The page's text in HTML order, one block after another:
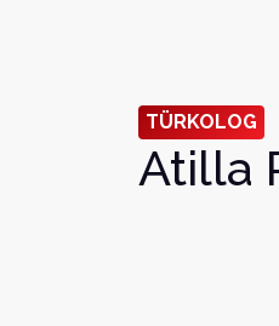
TÜRKOLOG
Atilla